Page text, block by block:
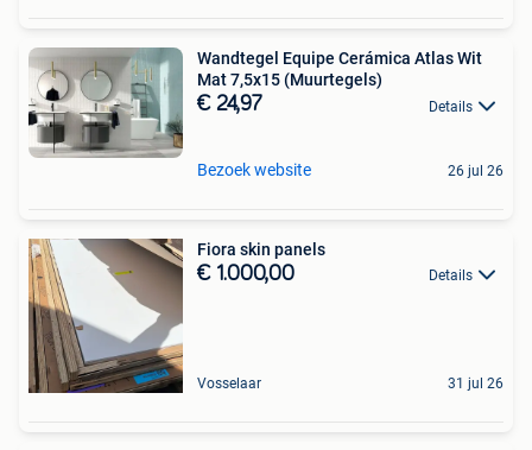
Wandtegel Equipe Cerámica Atlas Wit
Mat 7,5x15 (Muurtegels)
€ 24,97 Details
Bezoek website 26 jul 26
Fiora skin panels
€ 1.000,00 Details
Vosselaar 31 jul 26